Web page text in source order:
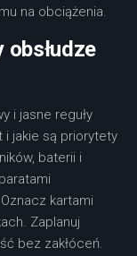
na obciążenia.
i jasne reguły
i jakie są priorytety
baterii i
kartami
Zaplanuj
bez zakłóceń.